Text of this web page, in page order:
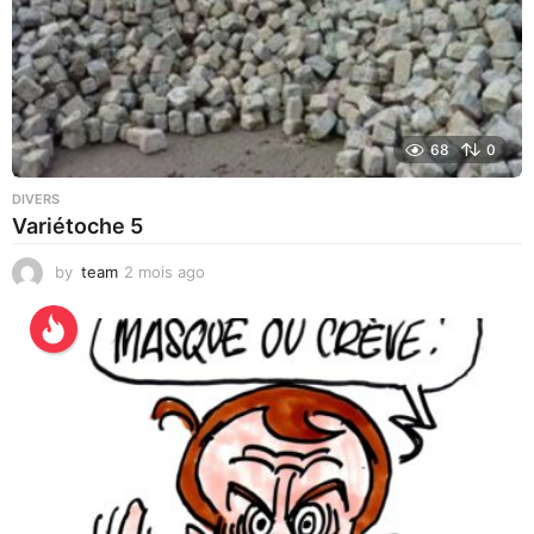
68 0
DIVERS
Variétoche 5
by team 2 mois ago
e
m
a
i
n
e
s
g
o